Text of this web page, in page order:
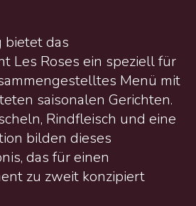
bietet das
Les Roses ein speziell für
Menü mit
saisonalen Gerichten.
Rindfleisch und eine
bilden dieses
das für einen
zu zweit konzipiert